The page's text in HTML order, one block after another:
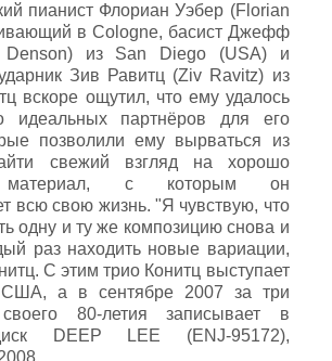
пианист Флориан Уэбер (Florian
в Cologne, басист Джефф
Denson) из San Diego (USA) и
Зив Равитц (Ziv Ravitz) из
вскоре ощутил, что ему удалось
идеальных партнёров для его
позволили ему вырваться из
свежий взгляд на хорошо
материал, с которым он
всю свою жизнь. "Я чувствую, что
одну и ту же композицию снова и
раз находить новые вариации,
С этим трио Конитц выступает
а в сентябре 2007 за три
80-летия записывает в
DEEP LEE (ENJ-95172),